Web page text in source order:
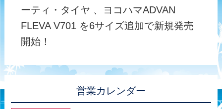
ーティ・タイヤ 、ヨコハマADVAN
FLEVA V701 を6サイズ追加で新規発売
開始！
営業カレンダー